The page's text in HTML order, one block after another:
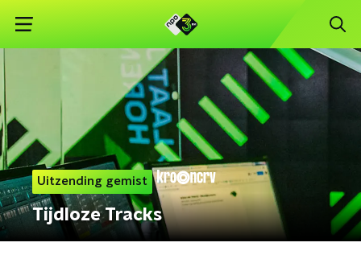
Uitzending gemist
Tijdloze Tracks